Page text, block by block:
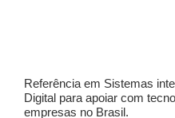
Referência em Sistemas
Digital para apoiar com
empresas no Brasil.